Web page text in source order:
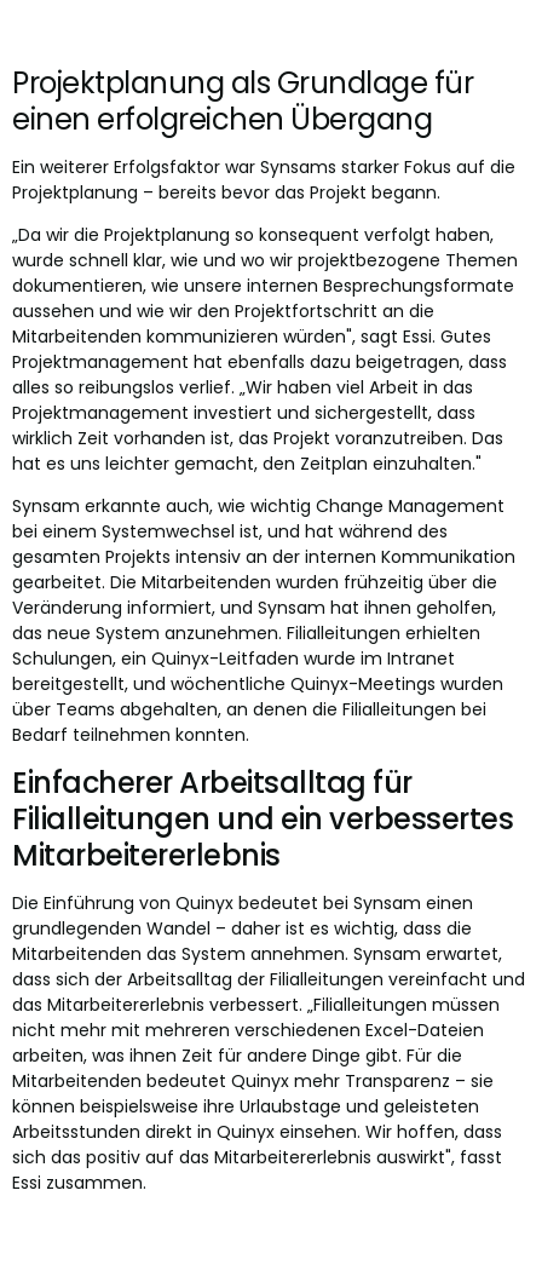
Projektplanung als Grundlage für
einen erfolgreichen Übergang
Ein weiterer Erfolgsfaktor war Synsams starker Fokus auf die
Projektplanung – bereits bevor das Projekt begann.
„Da wir die Projektplanung so konsequent verfolgt haben,
wurde schnell klar, wie und wo wir projektbezogene Themen
dokumentieren, wie unsere internen Besprechungsformate
aussehen und wie wir den Projektfortschritt an die
Mitarbeitenden kommunizieren würden", sagt Essi. Gutes
Projektmanagement hat ebenfalls dazu beigetragen, dass
alles so reibungslos verlief. „Wir haben viel Arbeit in das
Projektmanagement investiert und sichergestellt, dass
wirklich Zeit vorhanden ist, das Projekt voranzutreiben. Das
hat es uns leichter gemacht, den Zeitplan einzuhalten."
Synsam erkannte auch, wie wichtig Change Management
bei einem Systemwechsel ist, und hat während des
gesamten Projekts intensiv an der internen Kommunikation
gearbeitet. Die Mitarbeitenden wurden frühzeitig über die
Veränderung informiert, und Synsam hat ihnen geholfen,
das neue System anzunehmen. Filialleitungen erhielten
Schulungen, ein Quinyx-Leitfaden wurde im Intranet
bereitgestellt, und wöchentliche Quinyx-Meetings wurden
über Teams abgehalten, an denen die Filialleitungen bei
Bedarf teilnehmen konnten.
Einfacherer Arbeitsalltag für
Filialleitungen und ein verbessertes
Mitarbeitererlebnis
Die Einführung von Quinyx bedeutet bei Synsam einen
grundlegenden Wandel – daher ist es wichtig, dass die
Mitarbeitenden das System annehmen. Synsam erwartet,
dass sich der Arbeitsalltag der Filialleitungen vereinfacht und
das Mitarbeitererlebnis verbessert. „Filialleitungen müssen
nicht mehr mit mehreren verschiedenen Excel-Dateien
arbeiten, was ihnen Zeit für andere Dinge gibt. Für die
Mitarbeitenden bedeutet Quinyx mehr Transparenz – sie
können beispielsweise ihre Urlaubstage und geleisteten
Arbeitsstunden direkt in Quinyx einsehen. Wir hoffen, dass
sich das positiv auf das Mitarbeitererlebnis auswirkt", fasst
Essi zusammen.